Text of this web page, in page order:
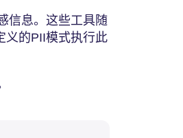
信息。这些工具随
义的PII模式执行此